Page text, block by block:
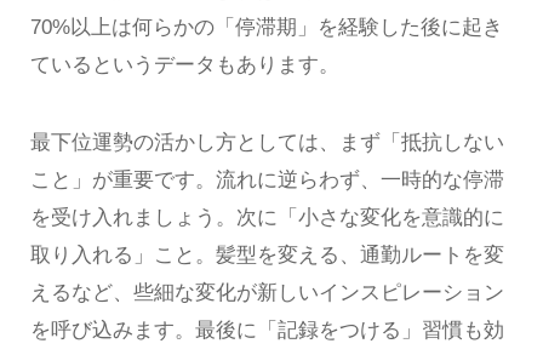
70%以上は何らかの「停滞期」を経験した後に起き
ているというデータもあります。
最下位運勢の活かし方としては、まず「抵抗しない
こと」が重要です。流れに逆らわず、一時的な停滞
を受け入れましょう。次に「小さな変化を意識的に
取り入れる」こと。髪型を変える、通勤ルートを変
えるなど、些細な変化が新しいインスピレーション
を呼び込みます。最後に「記録をつける」習慣も効